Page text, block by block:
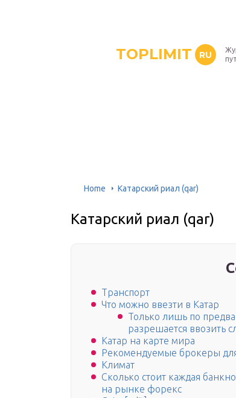
TOPLIMIT RU
Home Катарский риал (qar)
Катарский риал (qar)
Транспорт
Что можно ввезти в Катар
Только лишь по
разрешается ввозить
Катар на карте мира
Рекомендуемые брокеры
Климат
Сколько стоит каждая
на рынке форекс